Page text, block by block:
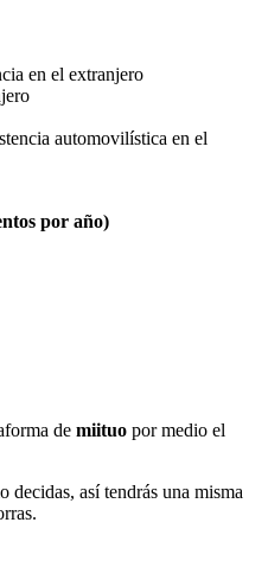
en el extranjero
automovilística en el
por año)
de miituo por medio el
decidas, así tendrás una misma